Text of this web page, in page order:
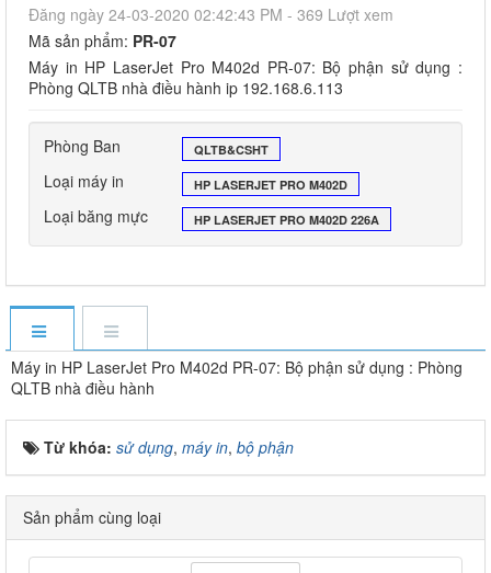
Đăng ngày 24-03-2020 02:42:43 PM - 369 Lượt xem
Mã sản phẩm: PR-07
Máy in HP LaserJet Pro M402d PR-07: Bộ phận sử dụng :
Phòng QLTB nhà điều hành ip 192.168.6.113
Phòng Ban QLTB&CSHT
Loại máy in HP LASERJET PRO M402D
Loại băng mực HP LASERJET PRO M402D 226A
Máy in HP LaserJet Pro M402d PR-07: Bộ phận sử dụng : Phòng
QLTB nhà điều hành
Từ khóa: sử dụng, máy in, bộ phận
Sản phẩm cùng loại